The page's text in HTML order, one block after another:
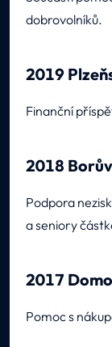
dobrovolníků.
2019
Finanční
2018
Podpora
a seniory
2017
Pomoc s